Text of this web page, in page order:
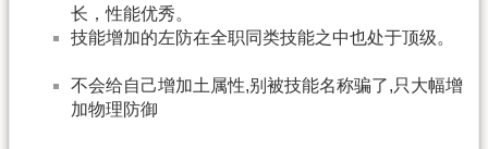
长，性能优秀。
技能增加的左防在全职同类技能之中也处于顶级。
不会给自己增加土属性,别被技能名称骗了,只大幅增
加物理防御